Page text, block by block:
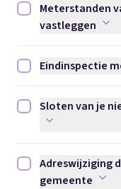
Meterstanden van
Meterstanden
vastleggen
Eindinspectie met
Eindinspectie
Sloten van je
Sloten van je
Adreswijziging
Adreswijziging
gemeente